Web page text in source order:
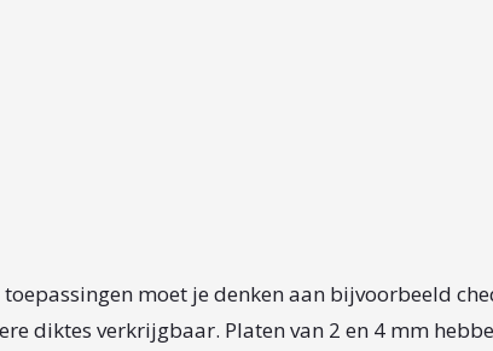
moet je denken aan bijvoorbeeld
diktes verkrijgbaar. Platen van 2 en 4 mm